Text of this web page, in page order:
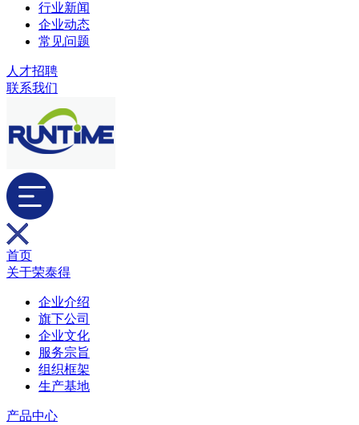
行业新闻
企业动态
常见问题
人才招聘
联系我们
首页
关于荣泰得
企业介绍
旗下公司
企业文化
服务宗旨
组织框架
生产基地
产品中心